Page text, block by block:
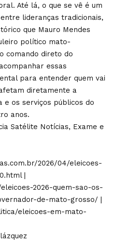
Até lá, o que se vê é um
lideranças tradicionais,
que Mauro Mendes
político mato-
comando direto do
essas
para entender quem vai
diretamente a
e os serviços públicos do
anos.
Satélite Notícias, Exame e
2026/04/eleicoes-
|
2026-quem-sao-os-
de-mato-grosso/ |
eleicoes-em-mato-